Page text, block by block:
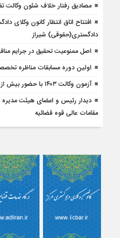
مصادیق رفتار خلاف شئون وکالت
افتتاح اتاق انتظار کانون وکلای
دادگستری(حقوقی) شیراز
اصل ممنوعیت تحقیق در جرایم
اولین دوره مسابقات مناظره
آزمون وکالت ۱۴۰۳ با حضور بیش از ۸۷ هزار داوطلب برگزار شد
دیدار رئیس و اعضای هیئت مدیره
مقامات عالی قوه قضائیه